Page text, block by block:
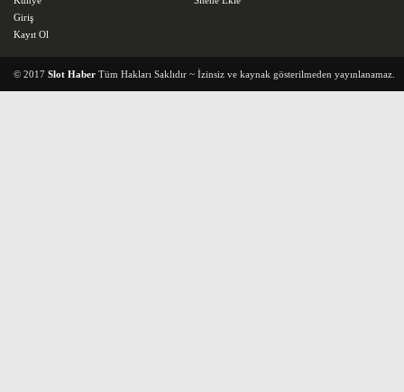
Giriş
Kayıt Ol
© 2017 Slot Haber Tüm Hakları Saklıdır ~ İzinsiz ve kaynak gösterilmeden yayınlanamaz.